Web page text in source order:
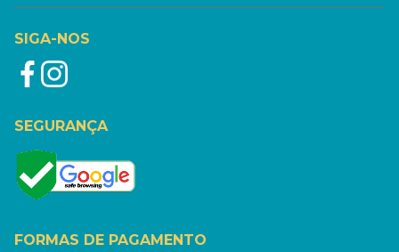
SIGA-NOS
SEGURANÇA
FORMAS DE PAGAMENTO